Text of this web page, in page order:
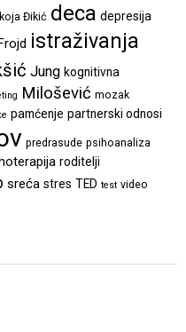
Đikić deca depresija
istraživanja
Jung kognitivna
Milošević mozak
pamćenje partnerski odnosi
predrasude psihoanaliza
roditelji
sreća stres TED test video